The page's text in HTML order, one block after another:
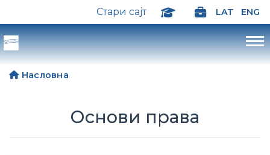
Стари сајт LAT ENG
Насловна
Основи права